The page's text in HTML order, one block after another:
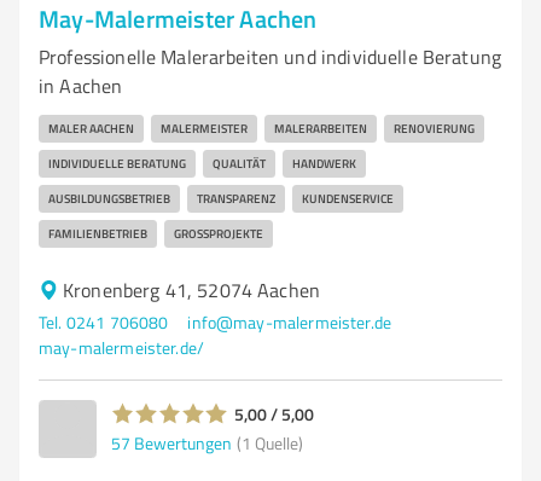
May-Malermeister Aachen
Professionelle Malerarbeiten und individuelle Beratung
in Aachen
MALER AACHEN MALERMEISTER MALERARBEITEN RENOVIERUNG
INDIVIDUELLE BERATUNG QUALITÄT HANDWERK
AUSBILDUNGSBETRIEB TRANSPARENZ KUNDENSERVICE
FAMILIENBETRIEB GROSSPROJEKTE
Kronenberg 41, 52074 Aachen
Tel. 0241 706080
info@may-malermeister.de
may-malermeister.de/
5,00 / 5,00
57 Bewertungen (1 Quelle)